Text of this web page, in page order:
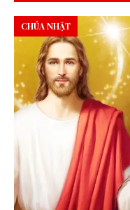
CHÚA NHẬT